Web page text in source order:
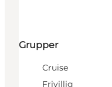
Grupper
Cruise
Frivillig